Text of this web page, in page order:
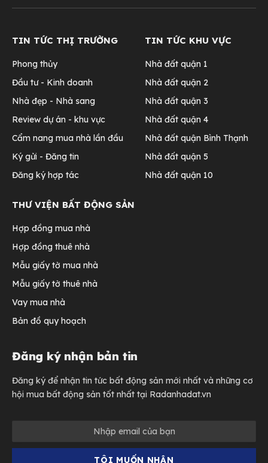
TIN TỨC THỊ TRƯỜNG
Phong thủy
Đầu tư - Kinh doanh
Nhà đẹp - Nhà sang
Review dự án - khu vực
Cẩm nang mua nhà lần đầu
Ký gửi - Đăng tin
Đăng ký hợp tác
TIN TỨC KHU VỰC
Nhà đất quận 1
Nhà đất quận 2
Nhà đất quận 3
Nhà đất quận 4
Nhà đất quận Bình Thạnh
Nhà đất quận 5
Nhà đất quận 10
THƯ VIỆN BẤT ĐỘNG SẢN
Hợp đồng mua nhà
Hợp đồng thuê nhà
Mẫu giấy tờ mua nhà
Mẫu giấy tờ thuê nhà
Vay mua nhà
Bản đồ quy hoạch
Đăng ký nhận bản tin
Đăng ký để nhận tin tức bất động sản mới nhất và những cơ
hội mua bất động sản tốt nhất tại Radanhadat.vn